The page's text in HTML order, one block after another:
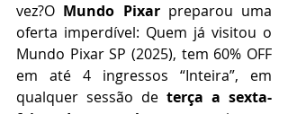
vez?O Mundo Pixar preparou uma
oferta imperdível: Quem já visitou o
Mundo Pixar SP (2025), tem 60% OFF
em até 4 ingressos “Inteira”, em
qualquer sessão de terça a sexta-